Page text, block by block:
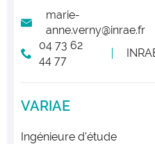
marie-
anne.verny@inrae.fr
04 73 62
44 77
VARIAE
Ingénieure d'étude